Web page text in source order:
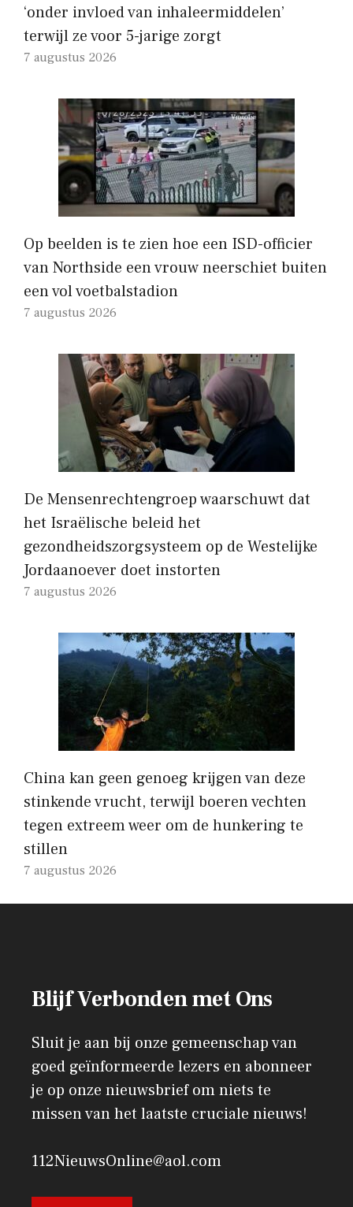
‘onder invloed van inhaleermiddelen’
terwijl ze voor 5-jarige zorgt
7 augustus 2026
Op beelden is te zien hoe een ISD-officier
van Northside een vrouw neerschiet buiten
een vol voetbalstadion
7 augustus 2026
De Mensenrechtengroep waarschuwt dat
het Israëlische beleid het
gezondheidszorgsysteem op de Westelijke
Jordaanoever doet instorten
7 augustus 2026
China kan geen genoeg krijgen van deze
stinkende vrucht, terwijl boeren vechten
tegen extreem weer om de hunkering te
stillen
7 augustus 2026
Blijf Verbonden met Ons
Sluit je aan bij onze gemeenschap van
goed geïnformeerde lezers en abonneer
je op onze nieuwsbrief om niets te
missen van het laatste cruciale nieuws!
112NieuwsOnline@aol.com